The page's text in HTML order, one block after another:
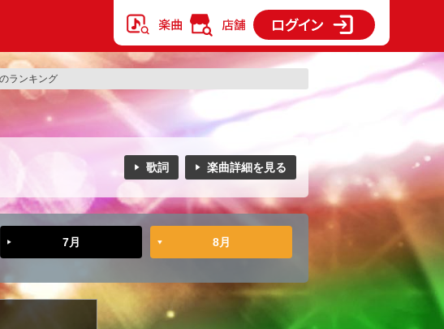
ランキング
歌詞 楽曲詳細を見る
7月 8月